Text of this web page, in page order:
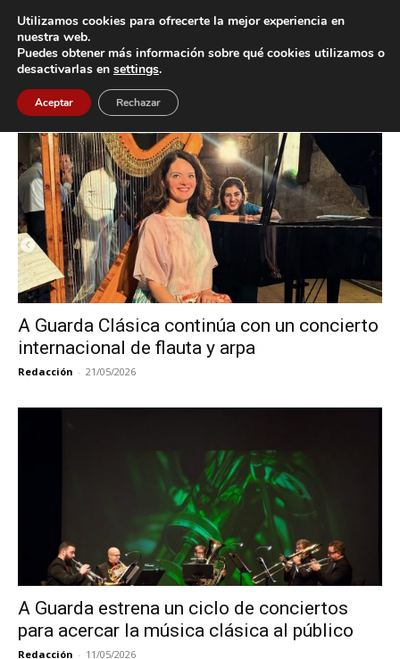
Inicio Etiquetas A Guarda Clásica
Etiqueta: A Guarda Clásica
A Guarda Clásica continúa con un concierto
internacional de flauta y arpa
Redacción - 21/05/2026
A Guarda estrena un ciclo de conciertos
para acercar la música clásica al público
Redacción - 11/05/2026
Utilizamos cookies para ofrecerte la mejor experiencia en
nuestra web.
Puedes obtener más información sobre qué cookies utilizamos o
desactivarlas en settings.
Aceptar Rechazar